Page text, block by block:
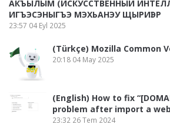
АКЪЫЛЫМ (ИСКУССТВЕННЫЙ
ИГЪЭСЭНЫГЪЭ МЭХЬАНЭУ ЩЫРИӀЭР
23:57 04 Eyl 2025
(Türkçe) Mozilla Common
20:18 04 May 2025
(English) How to fix
problem after import a
23:32 26 Tem 2024